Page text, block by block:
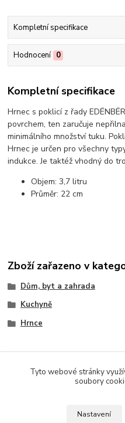
Kompletní specifikace
Hodnocení 0
Kompletní specifikace
Hrnec s poklicí z řady
povrchem, ten zaručuje
minimálního množství tuku.
Hrnec je určen pro všechny
indukce. Je taktéž vhodný do
Objem: 3,7 litru
Průměr: 22 cm
Zboží zařazeno v
Dům, byt a zahrada
Kuchyně
Hrnce
Tyto webové stránky
soubory
Nastavení